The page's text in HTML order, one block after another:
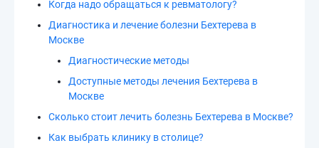
Когда надо обращаться к ревматологу?
Диагностика и лечение болезни Бехтерева в
Москве
Диагностические методы
Доступные методы лечения Бехтерева в
Москве
Сколько стоит лечить болезнь Бехтерева в Москве?
Как выбрать клинику в столице?